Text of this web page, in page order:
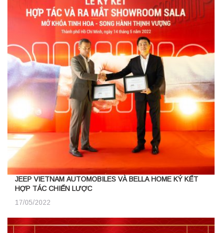
JEEP VIETNAM AUTOMOBILES VÀ BELLA HOME KÝ KẾT
HỢP TÁC CHIẾN LƯỢC
17/05/2022